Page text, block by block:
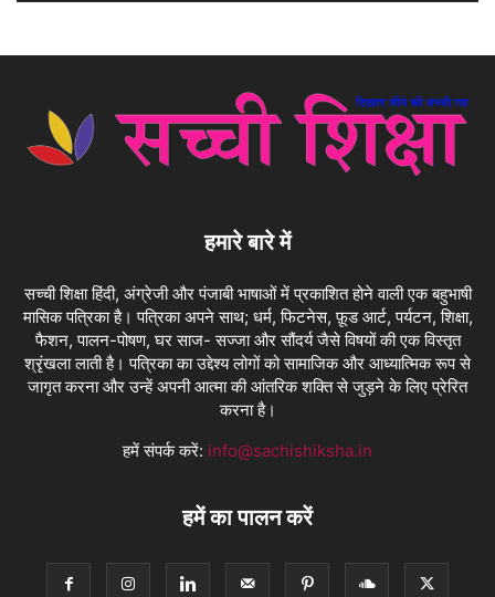
हमारे बारे में
सच्ची शिक्षा हिंदी, अंग्रेजी और पंजाबी भाषाओं में प्रकाशित होने वाली एक बहुभाषी
मासिक पत्रिका है। पत्रिका अपने साथ; धर्म, फिटनेस, फ़ूड आर्ट, पर्यटन, शिक्षा,
फैशन, पालन-पोषण, घर साज- सज्जा और सौंदर्य जैसे विषयों की एक विस्तृत
श्रृंखला लाती है। पत्रिका का उद्देश्य लोगों को सामाजिक और आध्यात्मिक रूप से
जागृत करना और उन्हें अपनी आत्मा की आंतरिक शक्ति से जुड़ने के लिए प्रेरित
करना है।
हमें संपर्क करें: info@sachishiksha.in
हमें का पालन करें